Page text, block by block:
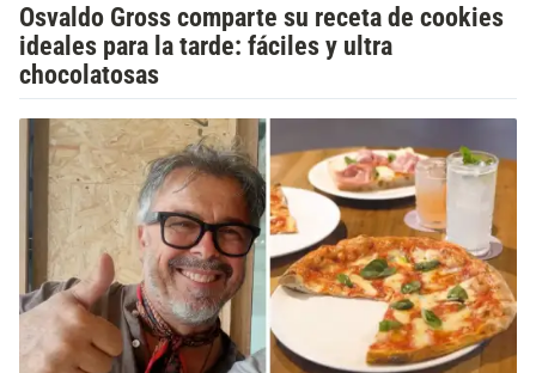
Osvaldo Gross comparte su receta de cookies
ideales para la tarde: fáciles y ultra
chocolatosas